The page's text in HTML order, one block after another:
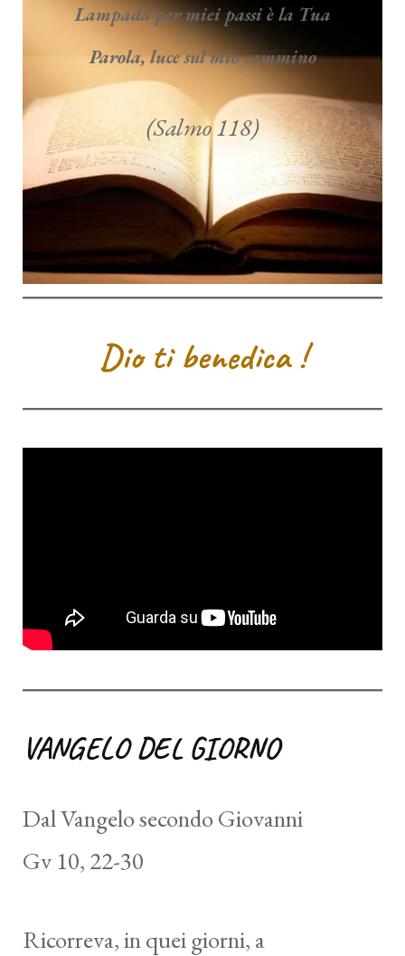
Lampada per miei passi è la Tua
Parola, luce sul mio cammino
(Salmo 118)
Dio ti benedica !
VANGELO DEL GIORNO
Dal Vangelo secondo Giovanni
Gv 10, 22-30
Ricorreva, in quei giorni, a